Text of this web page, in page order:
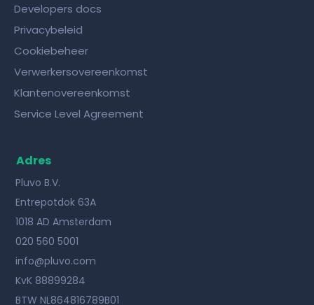
Developers docs
Privacybeleid
Cookiebeheer
Verwerkersovereenkomst
Klantenovereenkomst
Service Level Agreement
Adres
Pluvo B.V.
Entrepotdok 63A
1018 AD Amsterdam
020 560 5001
info@pluvo.com
KvK 88899284
BTW NL864816789B01